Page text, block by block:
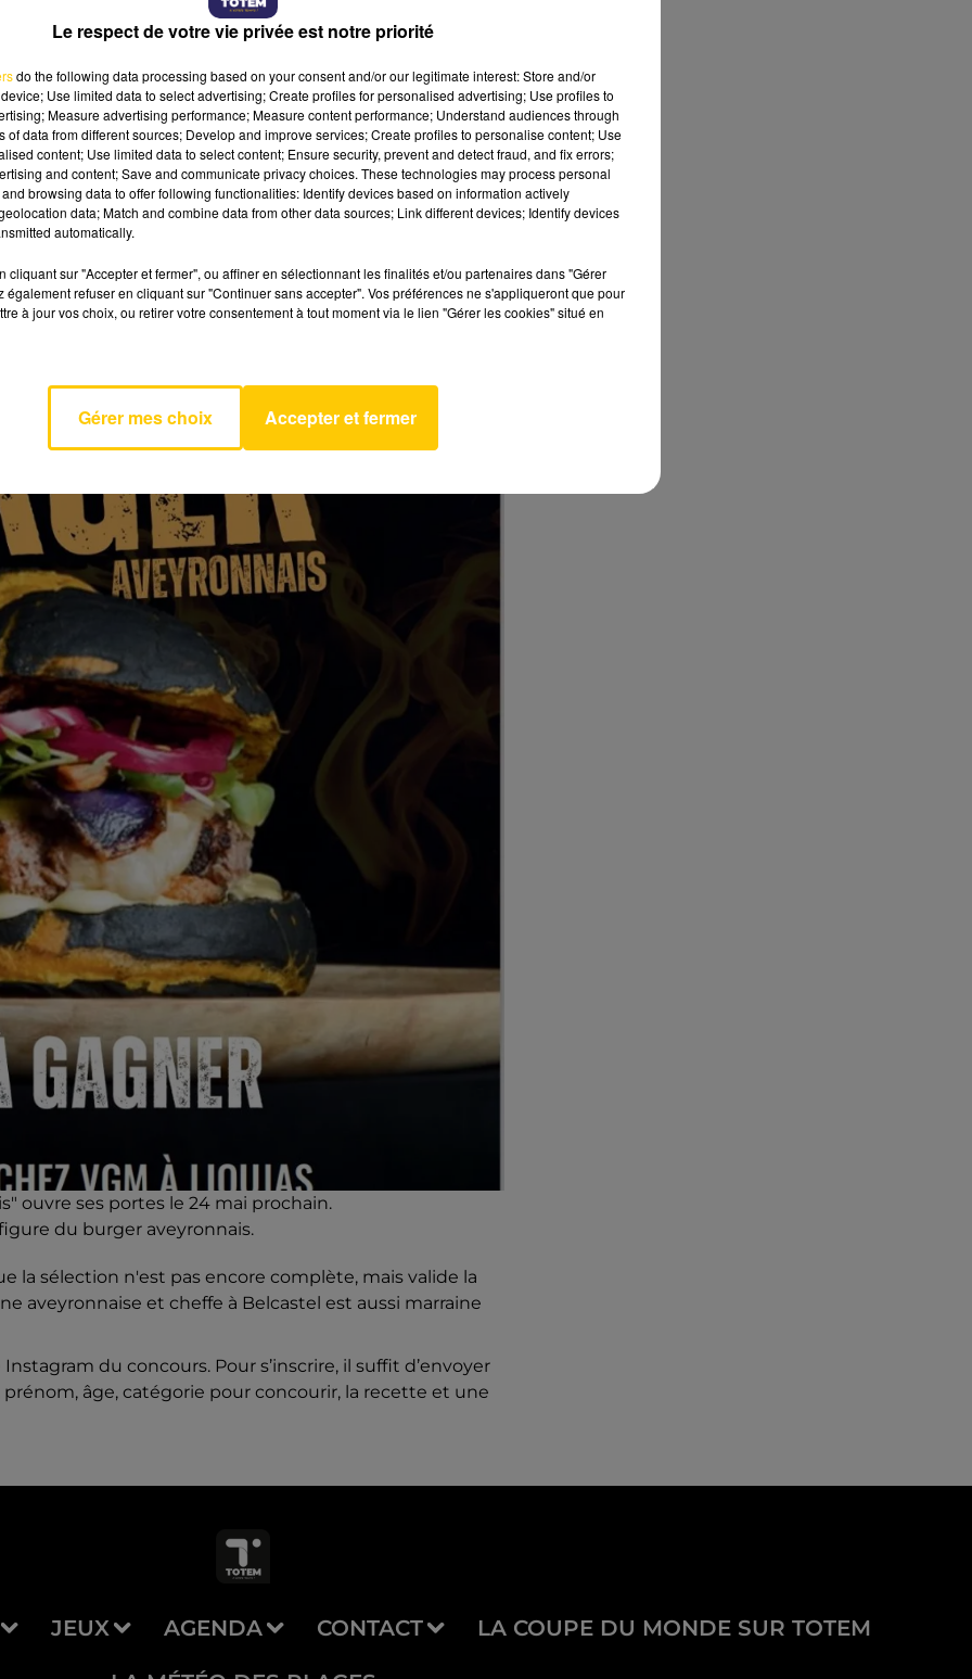
“Ce n’est pas du tout la même culture en
produits du terroir dans un burger et qu’il soit
Léger, un sweathshirt du Rodez Aveyron Football sur
DE CUISINE À GAGNER
première, dédiée à la jeunesse et aux étudiants de
suis passé par là, je sais que les couteaux c’est assez
tenter de gagner 300 euros.
ouvre ses portes le 24 mai prochain.
du burger aveyronnais.
la sélection n'est pas encore complète, mais valide la
aveyronnaise et cheffe à Belcastel est aussi marraine
du concours. Pour s’inscrire, il suffit d’envoyer
âge, catégorie pour concourir, la recette et une
JEUX AGENDA CONTACT LA COUPE DU MONDE SUR TOTEM
Le respect de votre vie privée est notre priorité
do the following data processing based on your consent and/or our legitimate interest: Store and/or
Use limited data to select advertising; Create profiles for personalised advertising; Use profiles to
Measure advertising performance; Measure content performance; Understand audiences through
of data from different sources; Develop and improve services; Create profiles to personalise content; Use
content; Use limited data to select content; Ensure security, prevent and detect fraud, and fix errors;
and content; Save and communicate privacy choices. These technologies may process personal
browsing data to offer following functionalities: Identify devices based on information actively
data; Match and combine data from other data sources; Link different devices; Identify devices
automatically.
cliquant sur "Accepter et fermer", ou affiner en sélectionnant les finalités et/ou partenaires dans "Gérer
également refuser en cliquant sur "Continuer sans accepter". Vos préférences ne s'appliqueront que pour
à jour vos choix, ou retirer votre consentement à tout moment via le lien "Gérer les cookies" situé en
Gérer mes choix Accepter et fermer